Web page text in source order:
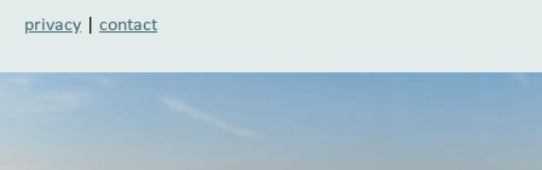
privacy | contact